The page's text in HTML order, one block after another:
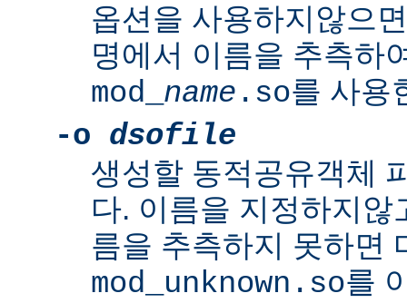
옵션을 사용하지않으
명에서 이름을 추측하
mod_ name .so를 사용
-o dsofile
생성할 동적공유객체
다. 이름을 지정하지
름을 추측하지 못하면
mod_unknown.so를